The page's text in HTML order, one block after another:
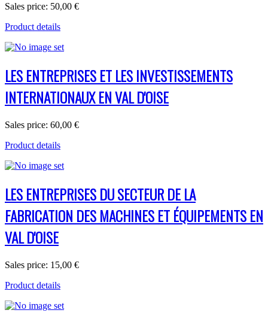
Sales price: 50,00 €
Product details
LES ENTREPRISES ET LES INVESTISSEMENTS
INTERNATIONAUX EN VAL D'OISE
Sales price: 60,00 €
Product details
LES ENTREPRISES DU SECTEUR DE LA
FABRICATION DES MACHINES ET ÉQUIPEMENTS EN
VAL D'OISE
Sales price: 15,00 €
Product details